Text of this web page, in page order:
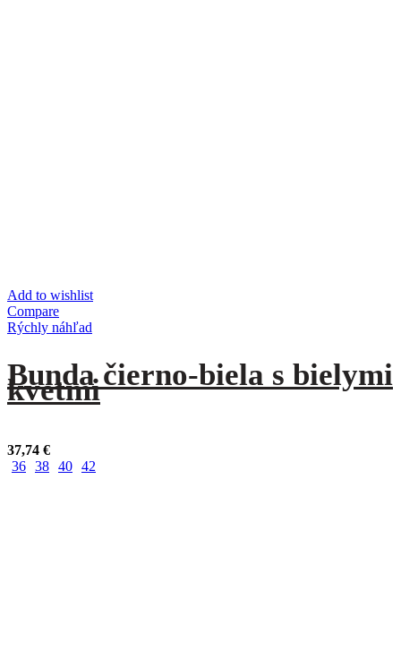
Add to wishlist
Compare
Rýchly náhľad
Bunda čierno-biela s bielymi
kvetmi
37,74 €
36 38 40 42